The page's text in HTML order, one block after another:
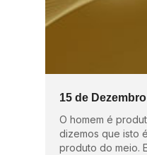
15 de
O homem é
dizemos que isto
produto do meio.